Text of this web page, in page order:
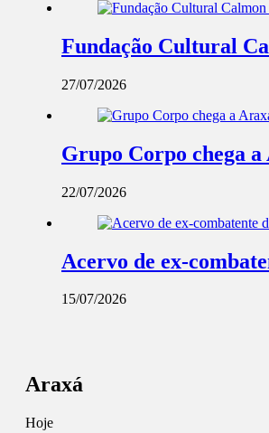
Fundação Cultural
27/07/2026
Grupo Corpo chega a
22/07/2026
Acervo de ex-
15/07/2026
Araxá
Hoje